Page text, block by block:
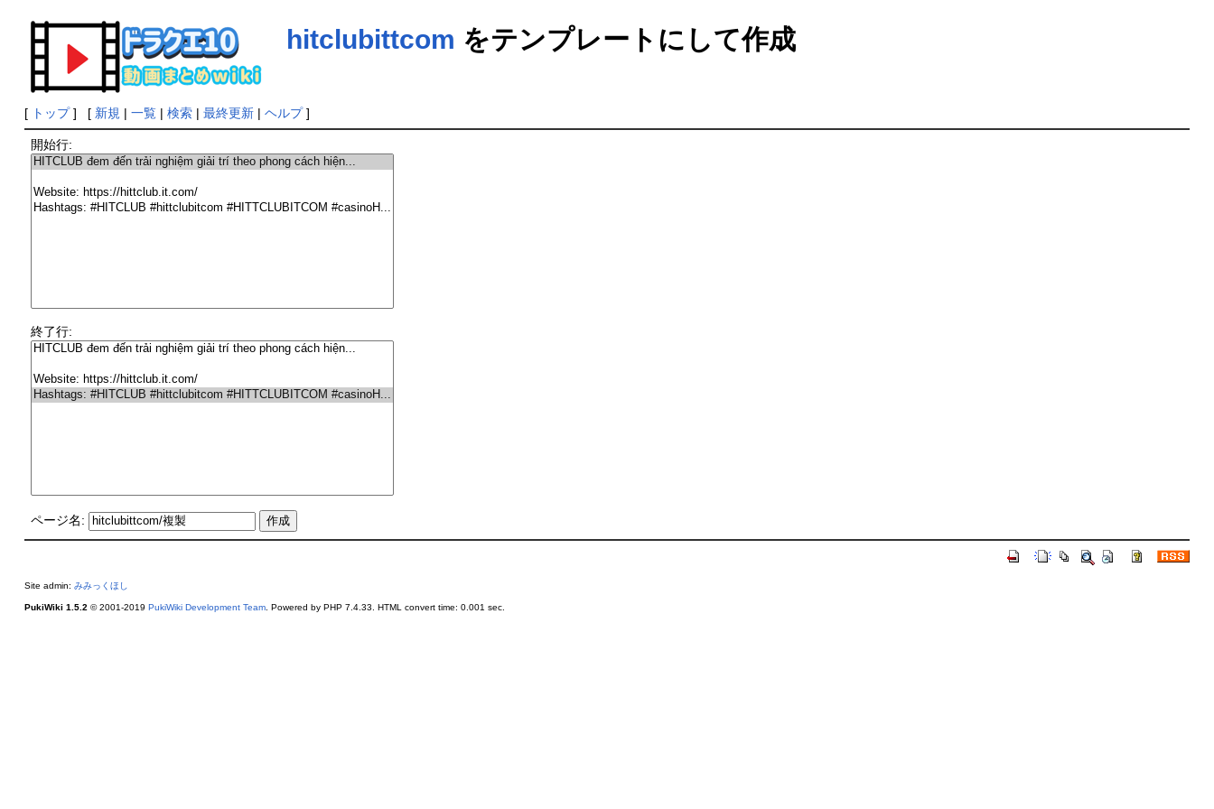
hitclubittcom をテンプレートにして作成
[ トップ] [ 新規 | 一覧| 検索| 最終更新| ヘルプ]
開始行:
終了行:
ページ名:
Site admin: みみっくほし
PukiWiki 1.5.2 © 2001-2019 PukiWiki Development Team. Powered by PHP 7.4.33. HTML convert time: 0.001 sec.